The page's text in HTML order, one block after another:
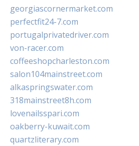
georgiascornermarket.com
perfectfit24-7.com
portugalprivatedriver.com
von-racer.com
coffeeshopcharleston.com
salon104mainstreet.com
alkaspringswater.com
318mainstreet8h.com
lovenailsspari.com
oakberry-kuwait.com
quartzliterary.com